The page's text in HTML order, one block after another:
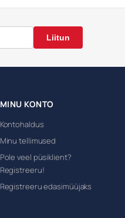
Liitun
MINU KONTO
Kontohaldus
Minu tellimused
Pole veel püsiklient?
Registreeru!
Registreeru edasimüüjaks